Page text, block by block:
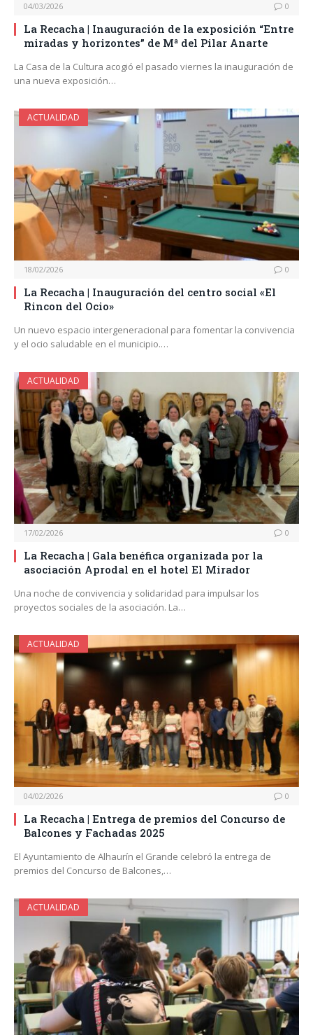
04/03/2026 0
La Recacha | Inauguración de la exposición “Entre
miradas y horizontes” de Mª del Pilar Anarte
La Casa de la Cultura acogió el pasado viernes la inauguración de
una nueva exposición…
ACTUALIDAD
18/02/2026 0
La Recacha | Inauguración del centro social «El
Rincon del Ocio»
Un nuevo espacio intergeneracional para fomentar la convivencia
y el ocio saludable en el municipio.…
ACTUALIDAD
17/02/2026 0
La Recacha | Gala benéfica organizada por la
asociación Aprodal en el hotel El Mirador
Una noche de convivencia y solidaridad para impulsar los
proyectos sociales de la asociación. La…
ACTUALIDAD
04/02/2026 0
La Recacha | Entrega de premios del Concurso de
Balcones y Fachadas 2025
El Ayuntamiento de Alhaurín el Grande celebró la entrega de
premios del Concurso de Balcones,…
ACTUALIDAD